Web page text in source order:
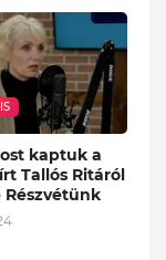
kaptuk a
Tallós Ritáról
Részvétünk